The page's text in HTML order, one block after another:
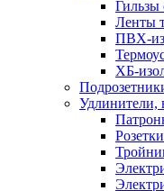
Гильзы
Ленты
ПВХ-
ХБ-
Удлинители,